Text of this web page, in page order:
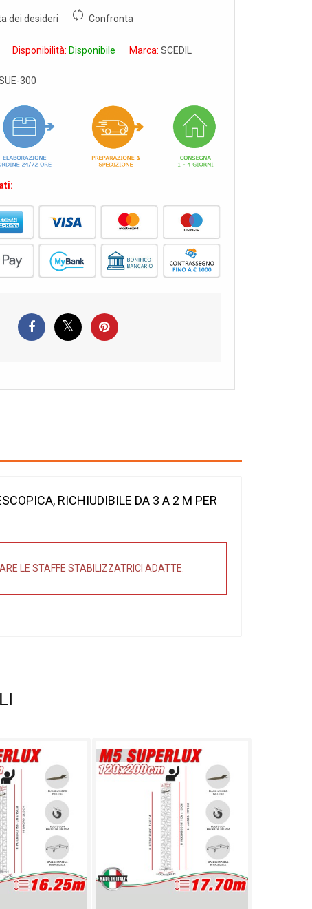
dei desideri Confronta
Disponibilità: Disponibile Marca: SCEDIL
300
RICHIUDIBILE DA 3 A 2 M PER
LE STAFFE STABILIZZATRICI ADATTE.